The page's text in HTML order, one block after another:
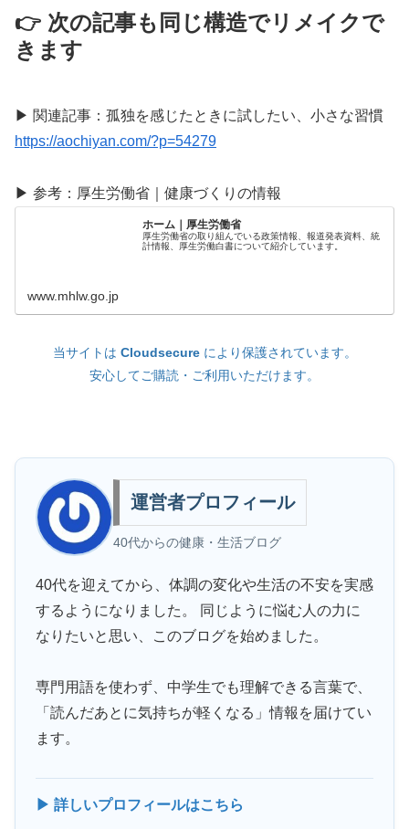
👉 次の記事も同じ構造でリメイクで
きます
▶ 関連記事：孤独を感じたときに試したい、小さな習慣
https://aochiyan.com/?p=54279
▶ 参考：厚生労働省｜健康づくりの情報
ホーム｜厚生労働省
厚生労働省の取り組んでいる政策情報、報道発表資料、統
計情報、厚生労働白書について紹介しています。
www.mhlw.go.jp
当サイトは Cloudsecureにより保護されています。
安心してご購読・ご利用いただけます。
運営者プロフィール
40代からの健康・生活ブログ
40代を迎えてから、体調の変化や生活の不安を実感
するようになりました。 同じように悩む人の力に
なりたいと思い、このブログを始めました。
専門用語を使わず、中学生でも理解できる言葉で、
「読んだあとに気持ちが軽くなる」情報を届けてい
ます。
▶ 詳しいプロフィールはこちら